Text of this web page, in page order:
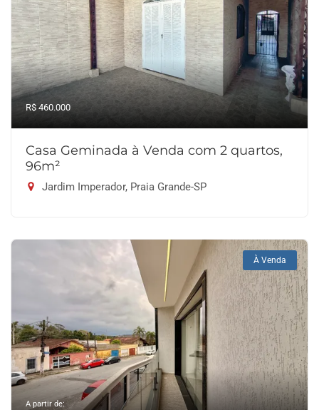
R$ 460.000
Casa Geminada à Venda com 2 quartos,
96m²
Jardim Imperador, Praia Grande-SP
À Venda
A partir de: